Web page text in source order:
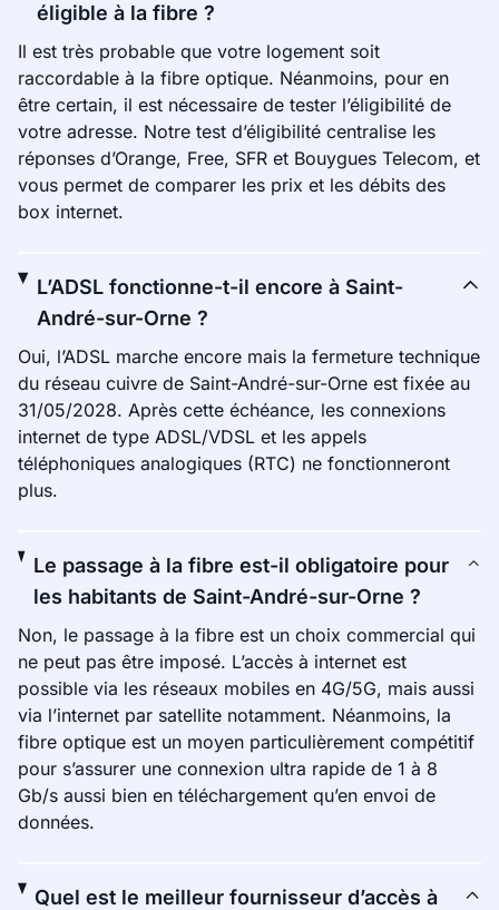
éligible à la fibre ?
Il est très probable que votre logement soit
raccordable à la fibre optique. Néanmoins, pour en
être certain, il est nécessaire de tester l’éligibilité de
votre adresse. Notre test d’éligibilité centralise les
réponses d’Orange, Free, SFR et Bouygues Telecom, et
vous permet de comparer les prix et les débits des
box internet.
L’ADSL fonctionne-t-il encore à Saint-
André-sur-Orne ?
Oui, l’ADSL marche encore mais la fermeture technique
du réseau cuivre de Saint-André-sur-Orne est fixée au
31/05/2028. Après cette échéance, les connexions
internet de type ADSL/VDSL et les appels
téléphoniques analogiques (RTC) ne fonctionneront
plus.
Le passage à la fibre est-il obligatoire pour
les habitants de Saint-André-sur-Orne ?
Non, le passage à la fibre est un choix commercial qui
ne peut pas être imposé. L’accès à internet est
possible via les réseaux mobiles en 4G/5G, mais aussi
via l’internet par satellite notamment. Néanmoins, la
fibre optique est un moyen particulièrement compétitif
pour s’assurer une connexion ultra rapide de 1 à 8
Gb/s aussi bien en téléchargement qu’en envoi de
données.
Quel est le meilleur fournisseur d’accès à